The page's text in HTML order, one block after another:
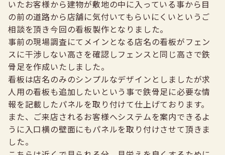
いたお客様から建物が敷地の中に入っている事から目
の前の道路から店舗に気付いてもらいにくいというご
相談を頂き今回の看板製作となりました。
事前の現場調査にてメインとなる店名の看板がフェン
スに干渉しない高さを確認しフェンスと同じ高さで鉄
骨足を作成いたしました。
看板は店名のみのシンプルなデザインとしましたが求
人用の看板も追加したいという事で鉄骨足に必要な情
報を記載したパネルを取り付けて仕上げております。
また、ご来店されるお客様へシステムを案内できるよ
うに入口横の壁面にもパネルを取り付けさせて頂きま
した。